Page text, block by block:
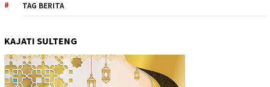
TAG BERITA
KAJATI SULTENG